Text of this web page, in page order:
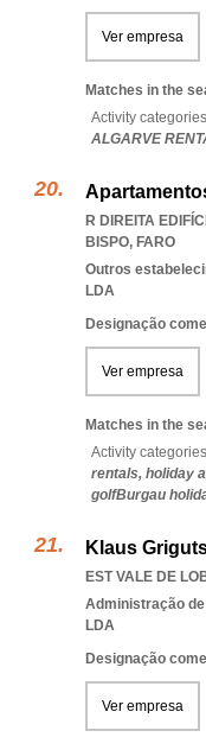
Ver empresa
Matches in the
Activity
ALGARVE
R DIREITA
BISPO, FARO
Outros
LDA
Designação
Ver empresa
Matches in the
Activity
rentals, holiday
golfBurgau
Klaus
EST VALE DE
Administração
LDA
Designação
Ver empresa